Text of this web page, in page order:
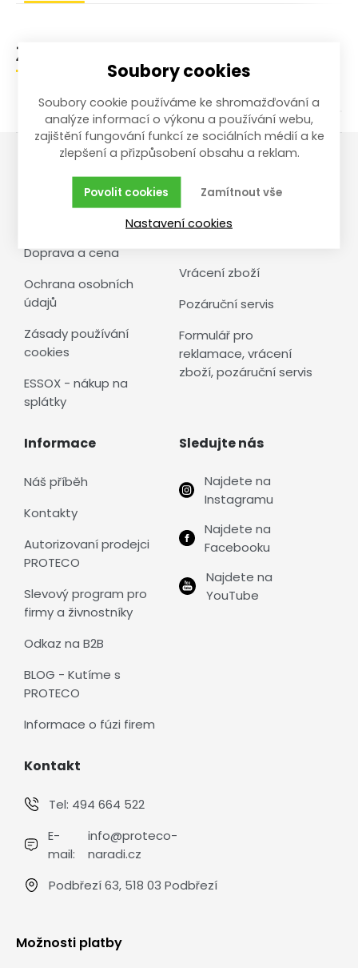
Zařazení zboží
Vše o nákupu
Obchodní podmínky
Doprava a cena
Ochrana osobních
údajů
Zásady používání
cookies
ESSOX - nákup na
splátky
Reklamace,
vrácení, servis
Vrácení zboží
Pozáruční servis
Formulář pro
reklamace, vrácení
zboží, pozáruční servis
Informace
Náš příběh
Kontakty
Autorizovaní prodejci
PROTECO
Slevový program pro
firmy a živnostníky
Odkaz na B2B
BLOG - Kutíme s
PROTECO
Informace o fúzi firem
Sledujte nás
Najdete na
Instagramu
Najdete na
Facebooku
Najdete na
YouTube
Kontakt
Tel: 494 664 522
E-
mail:
info@proteco-
naradi.cz
Podbřezí 63, 518 03 Podbřezí
Možnosti platby
Soubory cookies
Soubory cookie používáme ke shromažďování a
analýze informací o výkonu a používání webu,
zajištění fungování funkcí ze sociálních médií a ke
zlepšení a přizpůsobení obsahu a reklam.
Zamítnout vše
Povolit cookies
Nastavení cookies